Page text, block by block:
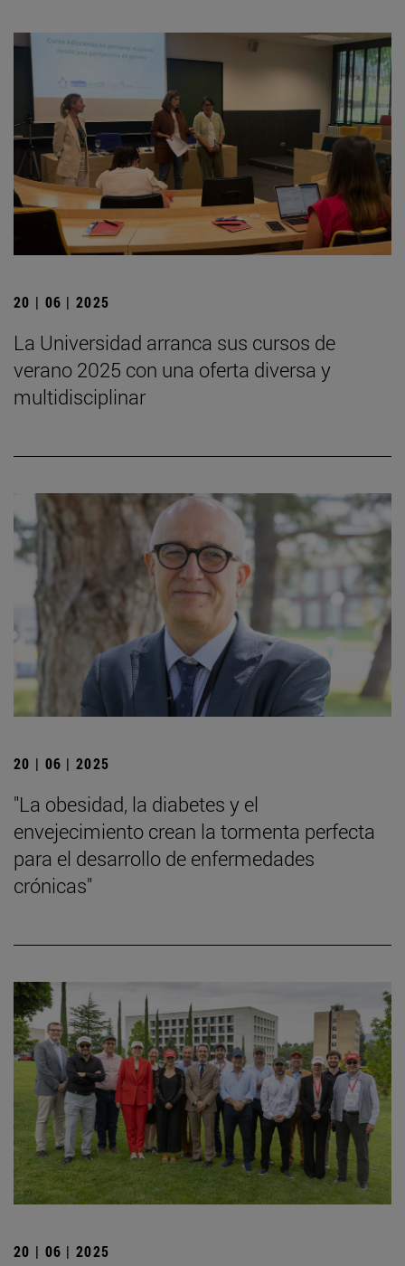
20 | 06 | 2025
La Universidad arranca sus cursos de
verano 2025 con una oferta diversa y
multidisciplinar
20 | 06 | 2025
"La obesidad, la diabetes y el
envejecimiento crean la tormenta perfecta
para el desarrollo de enfermedades
crónicas"
20 | 06 | 2025